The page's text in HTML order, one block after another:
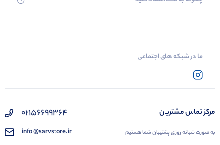
ما در شبکه های اجتماعی
مرکز تماس مشتریان
به صورت شبانه روزی پشتیبان شما هستیم
02156699364
info @sarvstore.ir